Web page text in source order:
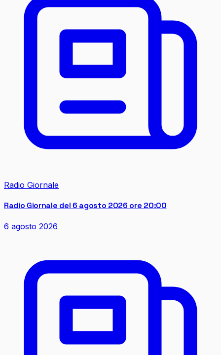
Radio Giornale
Radio Giornale del 6 agosto 2026 ore 20:00
6 agosto 2026